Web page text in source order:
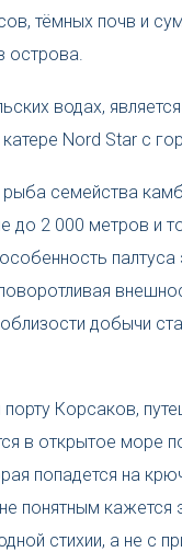
тёмных почв и
острова.
водах,
Nord Star с
семейства
до 2 000 метров и
добычи
Корсаков,
в открытое море
попадется на
понятным кажется
стихии, а не с